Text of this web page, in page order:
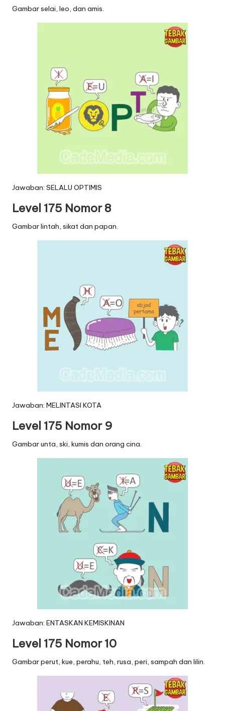
Gambar selai, leo, dan amis.
Jawaban: SELALU OPTIMIS
Level 175 Nomor 8
Gambar lintah, sikat dan papan.
Jawaban: MELINTASI KOTA
Level 175 Nomor 9
Gambar unta, ski, kumis dan orang cina.
Jawaban: ENTASKAN KEMISKINAN
Level 175 Nomor 10
Gambar perut, kue, perahu, teh, rusa, peri, sampah dan lilin.